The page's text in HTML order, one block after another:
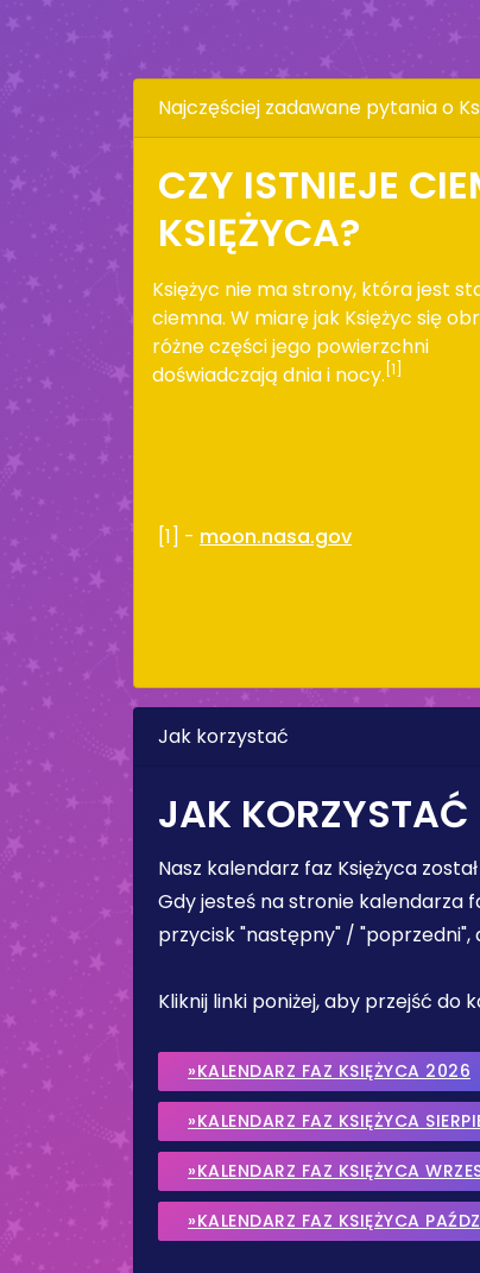
Najczęściej zadawane pytania o
CZY ISTNIEJE
KSIĘŻYCA?
Księżyc nie ma strony, która jest
ciemna. W miarę jak Księżyc się
różne części jego powierzchni
doświadczają dnia i nocy. [1]
[1] - moon.nasa.gov
Jak korzystać
JAK
Nasz kalendarz faz Księżyca
Gdy jesteś na stronie kalendarza
przycisk "następny" /
Kliknij linki poniżej, aby przejść do
»KALENDARZ FAZ KSIĘŻYCA 2026
»KALENDARZ FAZ KSIĘŻYCA
»KALENDARZ FAZ KSIĘŻYCA
»KALENDARZ FAZ KSIĘŻYCA